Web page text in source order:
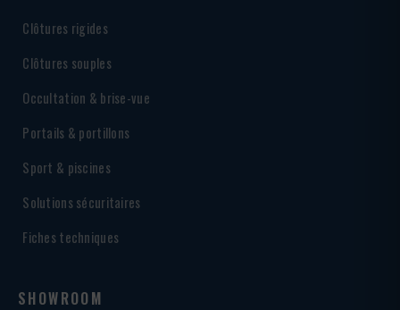
Clôtures rigides
Clôtures souples
Occultation & brise-vue
Portails & portillons
Sport & piscines
Solutions sécuritaires
Fiches techniques
SHOWROOM